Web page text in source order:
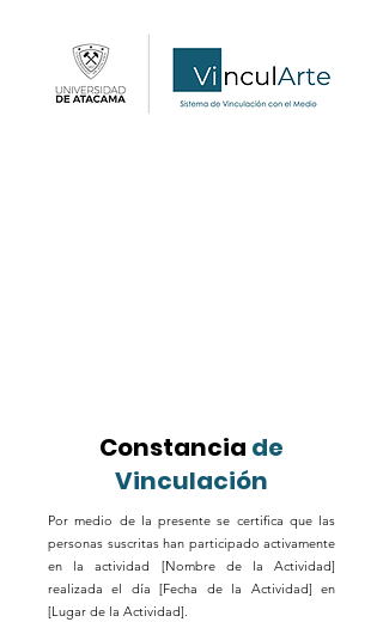
Constancia de
Vinculación
Por medio de la presente se certifica que las
personas suscritas han participado activamente
en la actividad [Nombre de la Actividad]
realizada el día [Fecha de la Actividad] en
[Lugar de la Actividad].